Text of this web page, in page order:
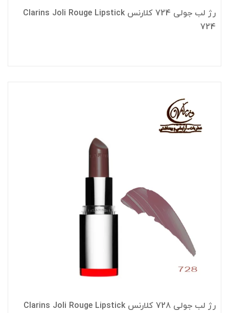
رژ لب جولی 724 کلارنس Clarins Joli Rouge Lipstick
724
رژ لب جولی 728 کلارنس Clarins Joli Rouge Lipstick